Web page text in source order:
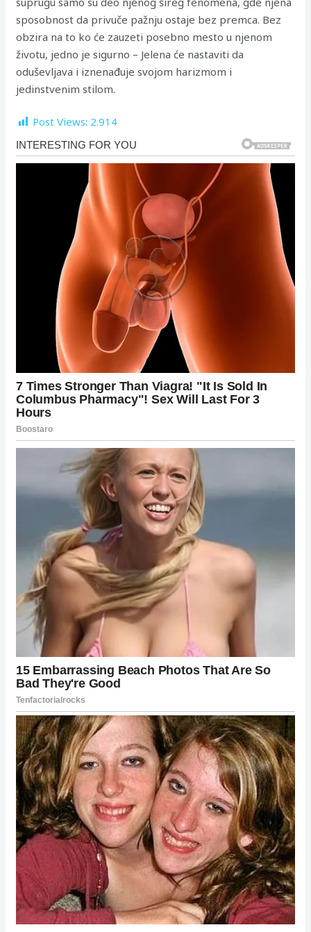
sposobnost da privuče pažnju ostaje bez premca. Bez
obzira na to ko će zauzeti posebno mesto u njenom
životu, jedno je sigurno – Jelena će nastaviti da
oduševljava i iznenađuje svojom harizmom i
jedinstvenim stilom.
Post Views: 2.914